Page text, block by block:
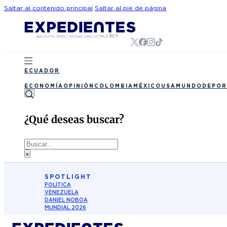
Saltar al contenido principal Saltar al pie de página
agosto 8, 2026 | Actualizado 12:54:21 ECT
ECUADOR
ECONOMÍA OPINIÓN COLOMBIA MÉXICO USA MUNDO
¿Qué deseas buscar?
Buscar
×
SPOTLIGHT
POLÍTICA
VENEZUELA
DANIEL NOBOA
MUNDIAL 2026